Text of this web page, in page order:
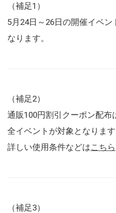
（補足1）
5月24日～26日の開催イベ
なります。
（補足2）
通販100円割引クーポン配布
全イベントが対象となります
詳しい使用条件などはこちら
（補足3）